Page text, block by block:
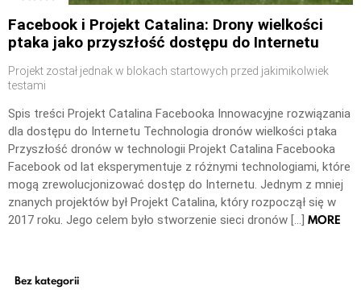
Facebook i Projekt Catalina: Drony wielkości
ptaka jako przyszłość dostępu do Internetu
Projekt został jednak w blokach startowych przed jakimikolwiek
testami
Spis treści Projekt Catalina Facebooka Innowacyjne rozwiązania
dla dostępu do Internetu Technologia dronów wielkości ptaka
Przyszłość dronów w technologii Projekt Catalina Facebooka
Facebook od lat eksperymentuje z różnymi technologiami, które
mogą zrewolucjonizować dostęp do Internetu. Jednym z mniej
znanych projektów był Projekt Catalina, który rozpoczął się w
2017 roku. Jego celem było stworzenie sieci dronów […] MORE
Bez kategorii